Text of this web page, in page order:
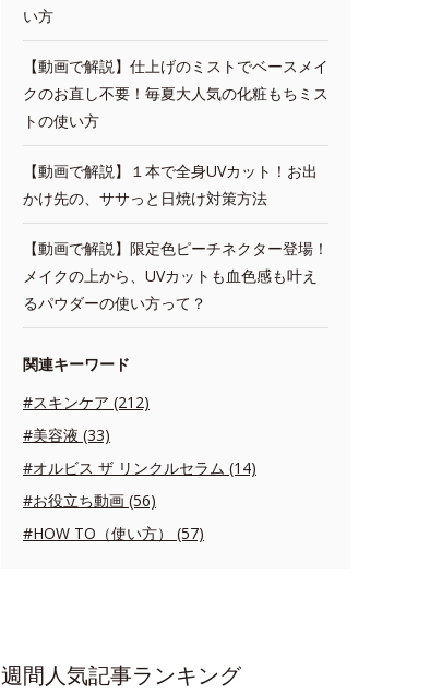
い方
【動画で解説】仕上げのミストでベースメイ
クのお直し不要！毎夏大人気の化粧もちミス
トの使い方
【動画で解説】１本で全身UVカット！お出
かけ先の、ササっと日焼け対策方法
【動画で解説】限定色ピーチネクター登場！
メイクの上から、UVカットも血色感も叶え
るパウダーの使い方って？
関連キーワード
#スキンケア (212)
#美容液 (33)
#オルビス ザ リンクルセラム (14)
#お役立ち動画 (56)
#HOW TO（使い方） (57)
週間人気記事ランキング